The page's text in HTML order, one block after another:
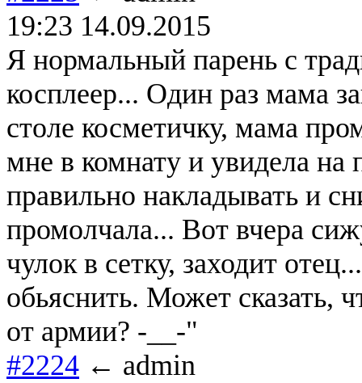
19:23 14.09.2015
Я нормальный парень с
косплеер... Один раз мама
столе косметичку, мама
мне в комнату и увидела на
правильно накладывать и
промолчала... Вот вчера
чулок в сетку, заходит
обьяснить. Может сказать,
от армии? -__-"
#2224 ← admin